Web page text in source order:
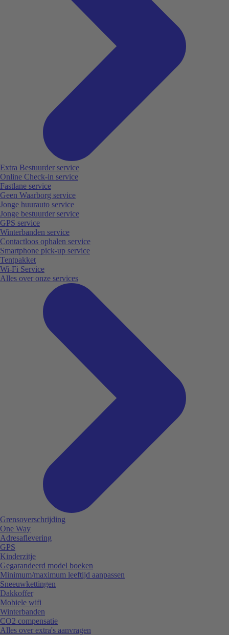
Extra Bestuurder service
Online Check-in service
Fastlane service
Geen Waarborg service
Jonge huurauto service
Jonge bestuurder service
GPS service
Winterbanden service
Contactloos ophalen service
Smartphone pick-up service
Tentpakket
Wi-Fi Service
Alles over onze services
Grensoverschrijding
One Way
Adresaflevering
GPS
Kinderzitje
Gegarandeerd model boeken
Minimum/maximum leeftijd aanpassen
Sneeuwkettingen
Dakkoffer
Mobiele wifi
Winterbanden
CO2 compensatie
Alles over extra's aanvragen